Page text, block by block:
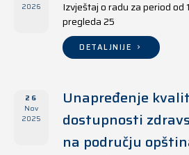
2026
Izvještaj o radu za period od
pregleda 25
DETALJNIJE
26
Nov
2025
Unapređenje
dostupnosti
na području